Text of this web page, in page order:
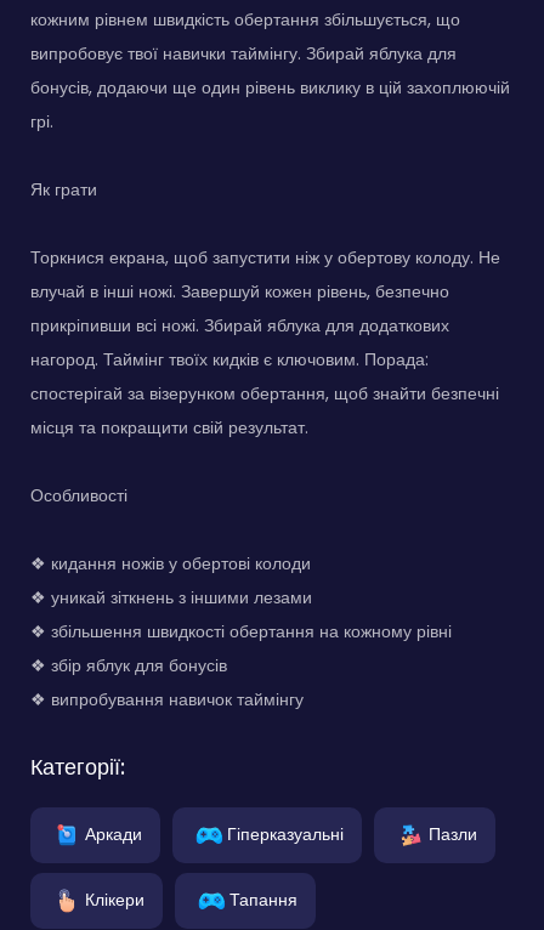
кожним рівнем швидкість обертання збільшується, що
випробовує твої навички таймінгу. Збирай яблука для
бонусів, додаючи ще один рівень виклику в цій захоплюючій
грі.
Як грати
Торкнися екрана, щоб запустити ніж у обертову колоду. Не
влучай в інші ножі. Завершуй кожен рівень, безпечно
прикріпивши всі ножі. Збирай яблука для додаткових
нагород. Таймінг твоїх кидків є ключовим. Порада:
спостерігай за візерунком обертання, щоб знайти безпечні
місця та покращити свій результат.
Особливості
❖ кидання ножів у обертові колоди
❖ уникай зіткнень з іншими лезами
❖ збільшення швидкості обертання на кожному рівні
❖ збір яблук для бонусів
❖ випробування навичок таймінгу
Категорії:
Аркади Гіперказуальні Пазли
Клікери Тапання